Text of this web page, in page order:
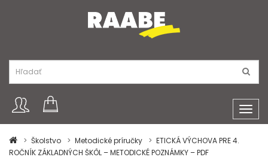
Školstvo
Metodické príručky
ETICKÁ VÝCHOVA PRE 4.
ROČNÍK ZÁKLADNÝCH ŠKÔL – METODICKÉ POZNÁMKY – PDF